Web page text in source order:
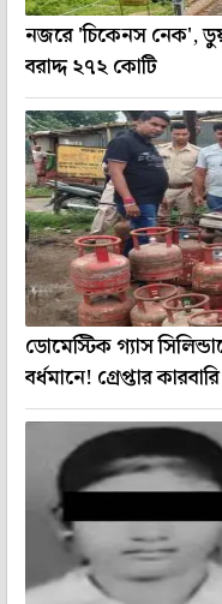
নজরে 'চিকেনস নেক',
বরাদ্দ ২৭২ কোটি
ডোমেস্টিক গ্যাস
বর্ধমানে! গ্রেপ্তার কারবারি